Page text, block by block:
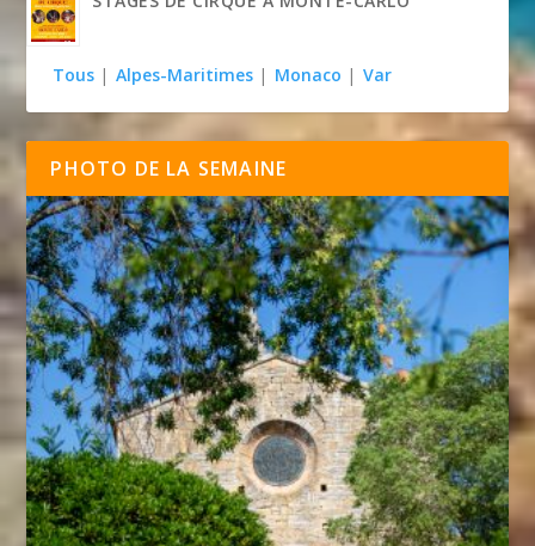
Tous | Alpes-Maritimes | Monaco | Var
PHOTO DE LA SEMAINE